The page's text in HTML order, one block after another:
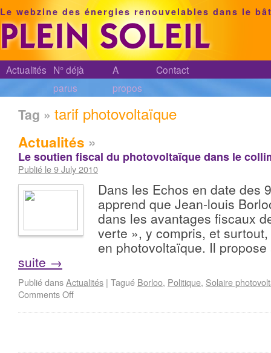
Le webzine des énergies renouvelables dans le
Actualités N° déjà
parus
A
propos
Contact
Tag » tarif photovoltaïque
Actualités »
Le soutien fiscal du photovoltaïque dans le
Publié le 9 July 2010
Dans les Echos en date des
apprend que Jean-louis
dans les avantages fiscaux
verte », y compris, et surtout,
en photovoltaïque. Il
suite →
Publié dansActualités | Tagué Borloo, Politique, Solaire
Comments Off